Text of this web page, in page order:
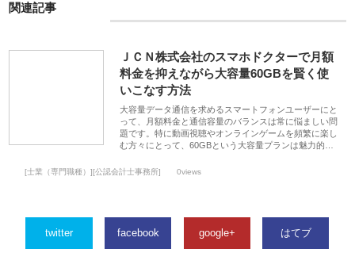
関連記事
ＪＣＮ株式会社のスマホドクターで月額
料金を抑えながら大容量60GBを賢く使
いこなす方法
大容量データ通信を求めるスマートフォンユーザーにと
って、月額料金と通信容量のバランスは常に悩ましい問
題です。特に動画視聴やオンラインゲームを頻繁に楽し
む方々にとって、60GBという大容量プランは魅力的…
[士業（専門職種）][公認会計士事務所] 0views
twitter facebook google+ はてブ